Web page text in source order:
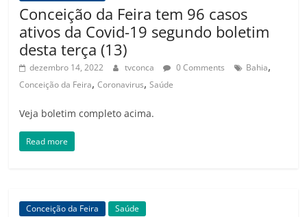
Conceição da Feira tem 96 casos
ativos da Covid-19 segundo boletim
desta terça (13)
dezembro 14, 2022 tvconca 0 Comments Bahia,
Conceição da Feira,Coronavirus,Saúde
Veja boletim completo acima.
Read more
Conceição da Feira Saúde